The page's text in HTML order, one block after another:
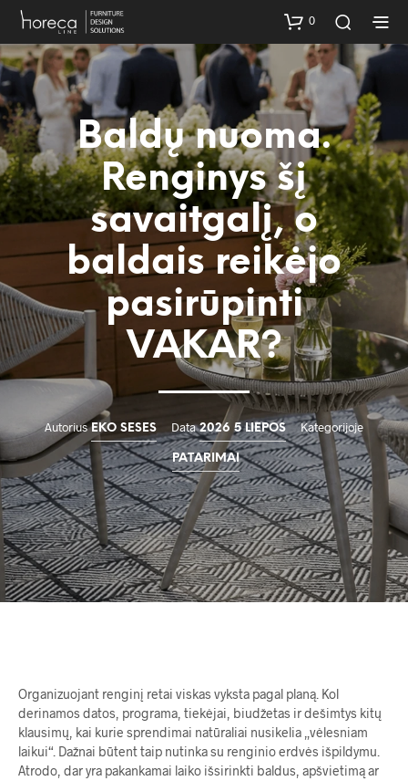
0
Baldų nuoma.
Renginys šį
savaitgalį, o
baldais reikėjo
pasirūpinti
VAKAR?
Autorius EKO SESES Data 2026 5 LIEPOS Kategorijoje
PATARIMAI
Organizuojant renginį retai viskas vyksta pagal planą. Kol
derinamos datos, programa, tiekėjai, biudžetas ir dešimtys kitų
klausimų, kai kurie sprendimai natūraliai nusikelia „vėlesniam
laikui“. Dažnai būtent taip nutinka su renginio erdvės išpildymu.
Atrodo, dar yra pakankamai laiko išsirinkti baldus, apšvietimą ar